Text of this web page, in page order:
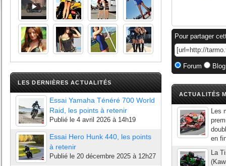
LES DERNIÈRES ACTUALITÉS
Essai Yamaha Ténéré 700 World
Raid, les points à retenir
Publié le 4 avril 2026 à 14h19
Essai Hero Hunk 440, les points
à retenir
Publié le 20 décembre 2025 à 12h27
Pour partager
Forum
ACTUALITÉS
Les
en
La